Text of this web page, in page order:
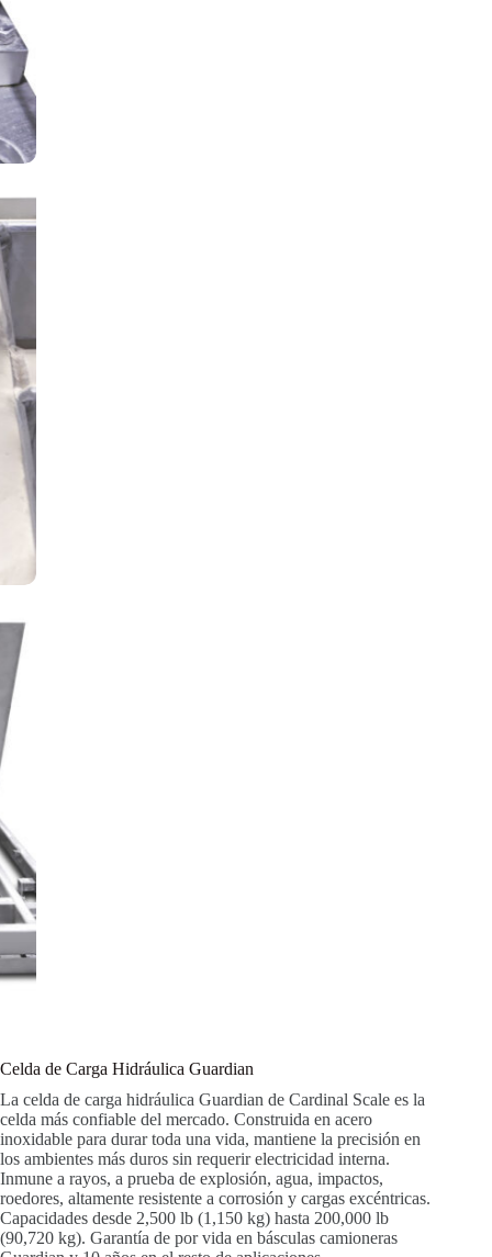
Celda de Carga Hidráulica Guardian
La celda de carga hidráulica Guardian de Cardinal Scale es la
celda más confiable del mercado. Construida en acero
inoxidable para durar toda una vida, mantiene la precisión en
los ambientes más duros sin requerir electricidad interna.
Inmune a rayos, a prueba de explosión, agua, impactos,
roedores, altamente resistente a corrosión y cargas excéntricas.
Capacidades desde 2,500 lb (1,150 kg) hasta 200,000 lb
(90,720 kg). Garantía de por vida en básculas camioneras